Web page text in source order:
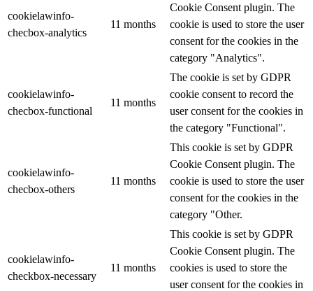
cookielawinfo-
checbox-analytics
11 months
Cookie Consent plugin. The
cookie is used to store the user
consent for the cookies in the
category "Analytics".
cookielawinfo-
checbox-functional
11 months
The cookie is set by GDPR
cookie consent to record the
user consent for the cookies in
the category "Functional".
cookielawinfo-
checbox-others
11 months
This cookie is set by GDPR
Cookie Consent plugin. The
cookie is used to store the user
consent for the cookies in the
category "Other.
cookielawinfo-
checkbox-necessary
11 months
This cookie is set by GDPR
Cookie Consent plugin. The
cookies is used to store the
user consent for the cookies in